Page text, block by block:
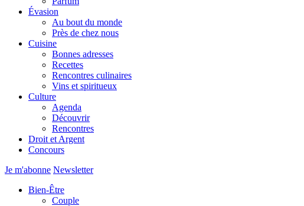
Évasion
Au bout du monde
Près de chez nous
Cuisine
Bonnes adresses
Recettes
Rencontres culinaires
Vins et spiritueux
Culture
Agenda
Découvrir
Rencontres
Droit et Argent
Concours
Je m'abonne Newsletter
Bien-Être
Couple